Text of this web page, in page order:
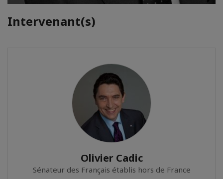
Intervenant(s)
Olivier Cadic
Sénateur des Français établis hors de France